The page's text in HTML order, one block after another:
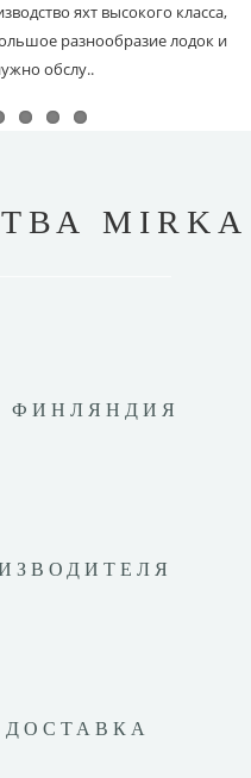
яхт высокого класса,
разнообразие лодок и
обслу..
MIRKA
ФИНЛЯНДИЯ